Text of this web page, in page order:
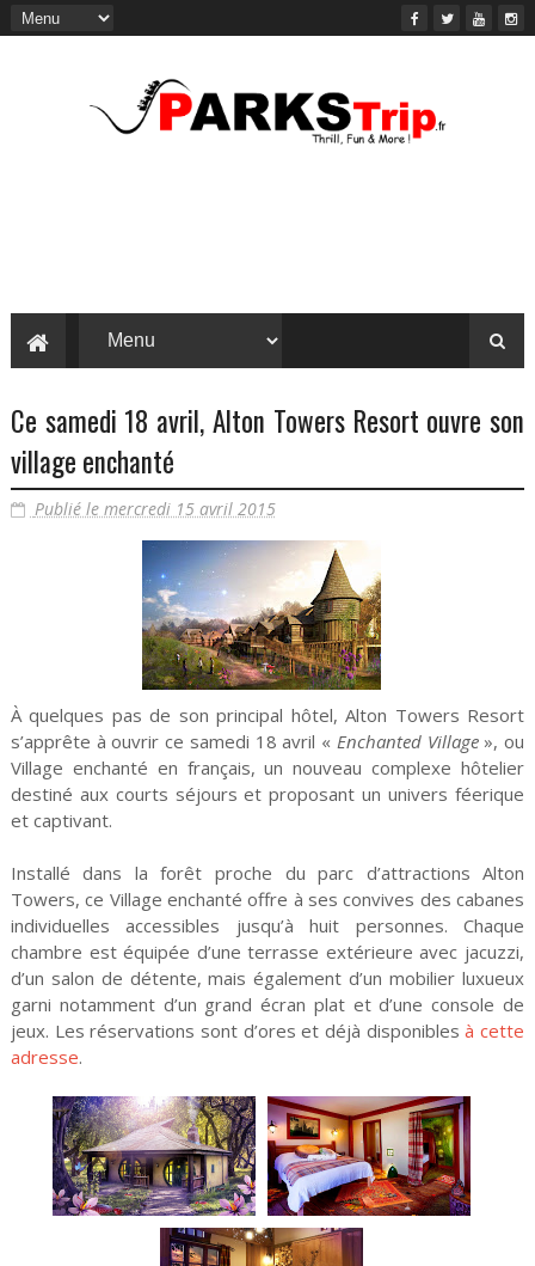
Ce samedi 18 avril, Alton Towers Resort ouvre son
village enchanté
Publié le mercredi 15 avril 2015
À quelques pas de son principal hôtel, Alton Towers Resort
s’apprête à ouvrir ce samedi 18 avril « Enchanted Village», ou
Village enchanté en français, un nouveau complexe hôtelier
destiné aux courts séjours et proposant un univers féerique
et captivant.
Installé dans la forêt proche du parc d’attractions Alton
Towers, ce Village enchanté offre à ses convives des cabanes
individuelles accessibles jusqu’à huit personnes. Chaque
chambre est équipée d’une terrasse extérieure avec jacuzzi,
d’un salon de détente, mais également d’un mobilier luxueux
garni notamment d’un grand écran plat et d’une console de
jeux. Les réservations sont d’ores et déjà disponiblesà cette
adresse.